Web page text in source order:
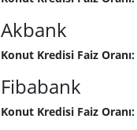
Akbank
Konut Kredisi Faiz Oranı:
Fibabank
Konut Kredisi Faiz Oranı: